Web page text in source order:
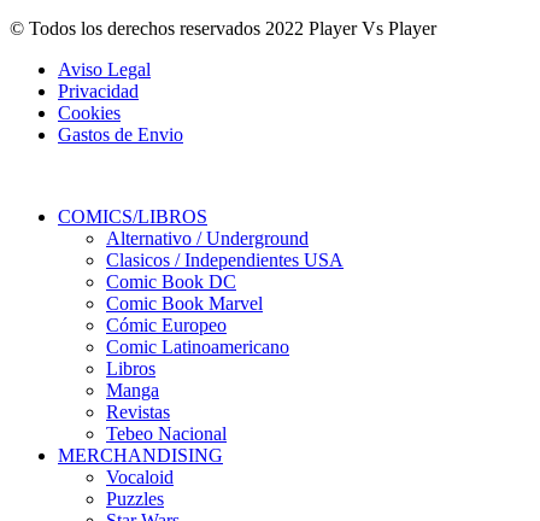
© Todos los derechos reservados 2022 Player Vs Player
Aviso Legal
Privacidad
Cookies
Gastos de Envio
COMICS/LIBROS
Alternativo / Underground
Clasicos / Independientes USA
Comic Book DC
Comic Book Marvel
Cómic Europeo
Comic Latinoamericano
Libros
Manga
Revistas
Tebeo Nacional
MERCHANDISING
Vocaloid
Puzzles